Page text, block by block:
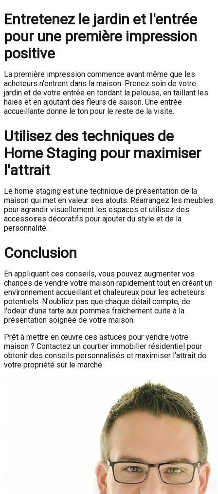
Entretenez le jardin et l'entrée
pour une première impression
positive
La première impression commence avant même que les
acheteurs n'entrent dans la maison. Prenez soin de votre
jardin et de votre entrée en tondant la pelouse, en taillant les
haies et en ajoutant des fleurs de saison. Une entrée
accueillante donne le ton pour le reste de la visite.
Utilisez des techniques de
Home Staging pour maximiser
l'attrait
Le home staging est une technique de présentation de la
maison qui met en valeur ses atouts. Réarrangez les meubles
pour agrandir visuellement les espaces et utilisez des
accessoires décoratifs pour ajouter du style et de la
personnalité.
Conclusion
En appliquant ces conseils, vous pouvez augmenter vos
chances de vendre votre maison rapidement tout en créant un
environnement accueillant et chaleureux pour les acheteurs
potentiels. N'oubliez pas que chaque détail compte, de
l'odeur d'une tarte aux pommes fraîchement cuite à la
présentation soignée de votre maison.
Prêt à mettre en œuvre ces astuces pour vendre votre
maison ? Contactez un courtier immobilier résidentiel pour
obtenir des conseils personnalisés et maximiser l'attrait de
votre propriété sur le marché.